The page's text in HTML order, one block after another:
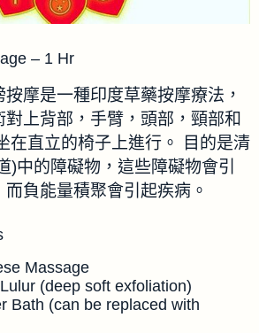
– 1 Hr
摩是一種印度草藥按摩療法，
上背部，手臂，頭部，頸部和
在直立的椅子上進行。 目的是清
)中的障礙物，這些障礙物會引
負能量積聚會引起疾病。
Massage
(deep soft exfoliation)
Bath (can be replaced with